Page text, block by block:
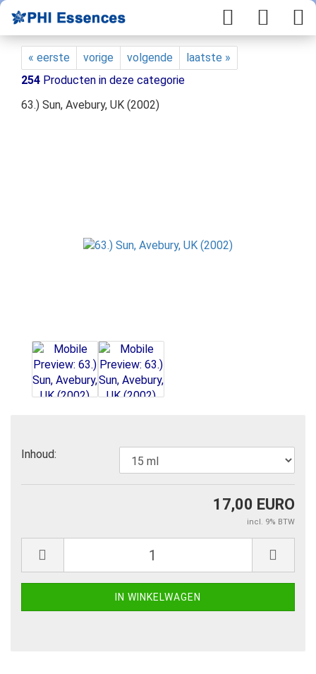
« eerste vorige volgende
laatste »
254 Producten in deze categorie
63.) Sun, Avebury, UK (2002)
Inhoud:
17,00 EURO
incl. 9% BTW